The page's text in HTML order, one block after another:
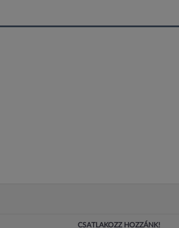
CSATLAKOZZ HOZZÁNK!